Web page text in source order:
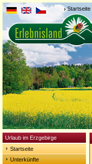
Startseite
Urlaub im Erzgebirge
Startseite
Unterkünfte